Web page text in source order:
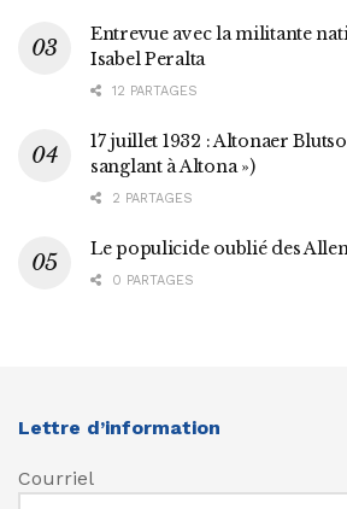
Entrevue avec la militante
Isabel Peralta
12 PARTAGES
17 juillet 1932 : Altonaer
sanglant à Altona »)
2 PARTAGES
Le populicide oublié des
0 PARTAGES
Lettre d’information
Courriel